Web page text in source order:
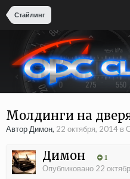
Стайлинг
Молдинги на
Автор Димон, 22 октября, 2014 в
Димон 1
Опубликовано 22